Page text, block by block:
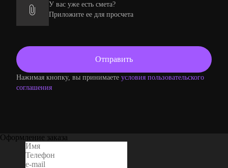
У вас уже есть смета?
Приложите ее для просчета
Нажимая кнопку, вы принимаете условия пользовательского
соглашения
Оформление заказа